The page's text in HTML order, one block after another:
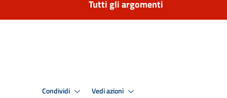
Tutti gli argomenti
Condividi Vedi azioni